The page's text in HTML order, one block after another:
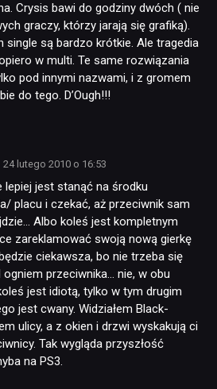
Crysis bawi do godziny dwóch ( nie
graczy, którzy jarają się grafiką).
single są bardzo krótkie. Ale tragedia
w multi. Te same rozwiązania
pod innymi nazwami, i z gromem
do tego. D’Ough!!!
24 lutego 2010 o 16:53
lepiej jest stanąć na środku
placu i czekać, aż przeciwnik sam
Albo koleś jest kompletnym
zareklamować swoją nową gierkę
ciekawsza, bo nie trzeba się
przeciwnika… nie, w obu
jest idiotą, tylko w tym drugim
jest cwany. Widziałem Black-
ulicy, a z okien i drzwi wyskakują ci
Tak wygląda przyszłość
na PS3.